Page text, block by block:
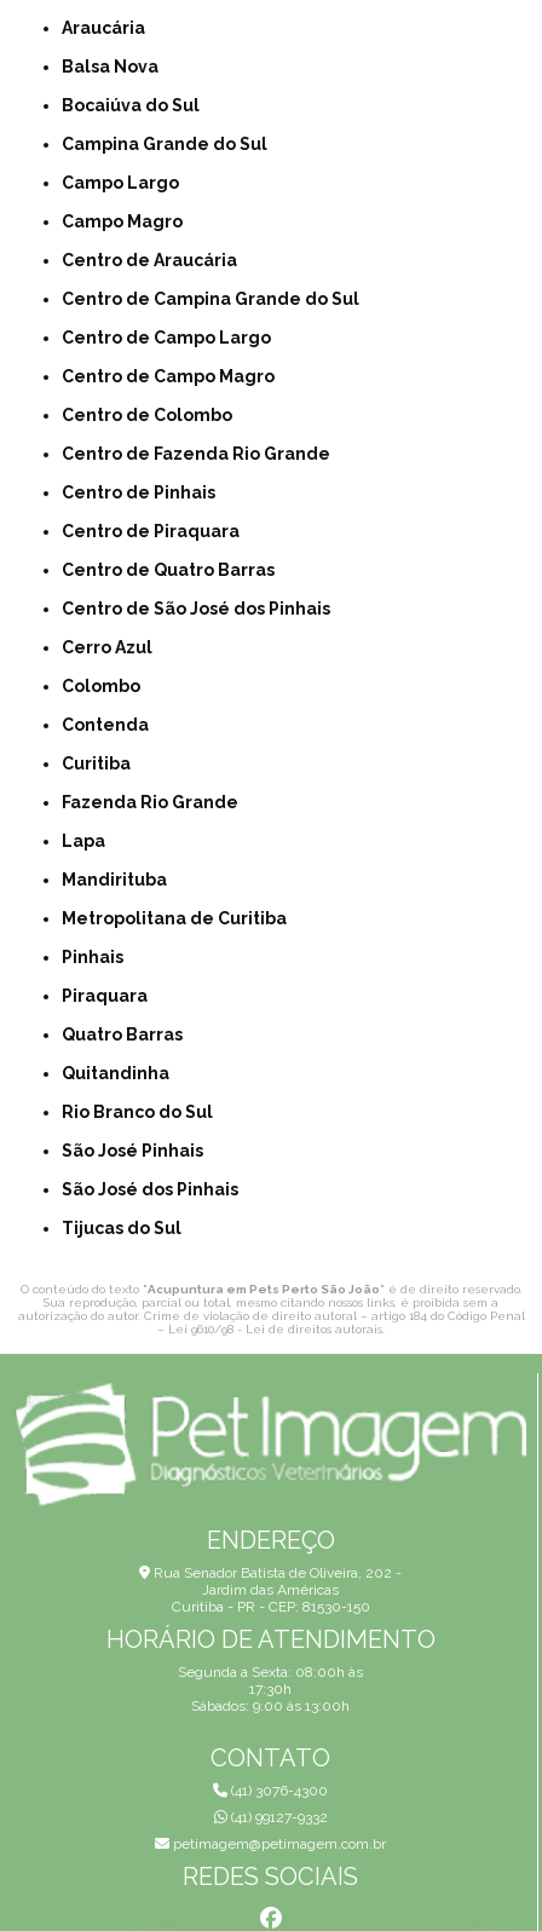
Araucária
Balsa Nova
Bocaiúva do Sul
Campina Grande do Sul
Campo Largo
Campo Magro
Centro de Araucária
Centro de Campina Grande do Sul
Centro de Campo Largo
Centro de Campo Magro
Centro de Colombo
Centro de Fazenda Rio Grande
Centro de Pinhais
Centro de Piraquara
Centro de Quatro Barras
Centro de São José dos Pinhais
Cerro Azul
Colombo
Contenda
Curitiba
Fazenda Rio Grande
Lapa
Mandirituba
Metropolitana de Curitiba
Pinhais
Piraquara
Quatro Barras
Quitandinha
Rio Branco do Sul
São José Pinhais
São José dos Pinhais
Tijucas do Sul
O conteúdo do texto "Acupuntura em Pets Perto São João" é de direito reservado.
Sua reprodução, parcial ou total, mesmo citando nossos links, é proibida sem a
autorização do autor. Crime de violação de direito autoral – artigo 184 do Código Penal
– Lei 9610/98 - Lei de direitos autorais
ENDEREÇO
Rua Senador Batista de Oliveira, 202 -
Jardim das Américas
Curitiba - PR - CEP: 81530-150
HORÁRIO DE ATENDIMENTO
Segunda a Sexta: 08:00h às
17:30h
Sábados: 9:00 às 13:00h
CONTATO
(41) 3076-4300
(41) 99127-9332
petimagem@petimagem.com.br
REDES SOCIAIS